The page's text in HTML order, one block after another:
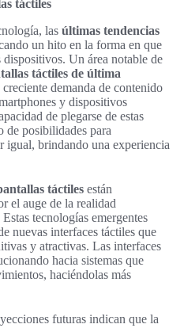
táctiles
las últimas tendencias
un hito en la forma en que
Un área notable de
táctiles de última
creciente demanda de contenido
y dispositivos
de plegarse de estas
de posibilidades para
igual, brindando una experiencia
táctiles están
el auge de la realidad
tecnologías emergentes
nuevas interfaces táctiles que
y atractivas. Las interfaces
hacia sistemas que
haciéndolas más
futuras indican que la